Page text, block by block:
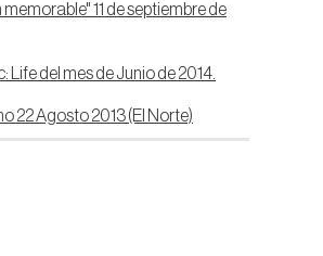
11 de septiembre de
Life del mes de Junio de 2014.
22 Agosto 2013 (El Norte)